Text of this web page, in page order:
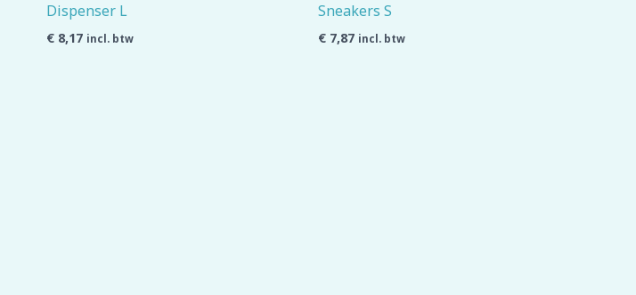
Dispenser L
€ 8,17 incl. btw
Sneakers S
€ 7,87 incl. btw